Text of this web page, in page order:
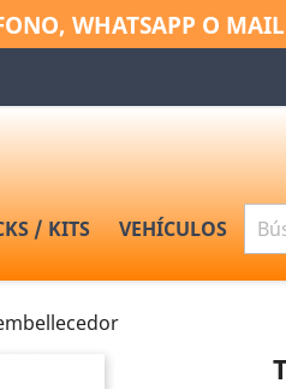
WHATSAPP O
/ KITS VEHÍCULOS